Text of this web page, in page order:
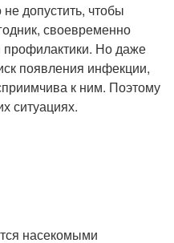
допустить, чтобы
своевременно
Но даже
появления инфекции,
к ним. Поэтому
ситуациях.
насекомыми